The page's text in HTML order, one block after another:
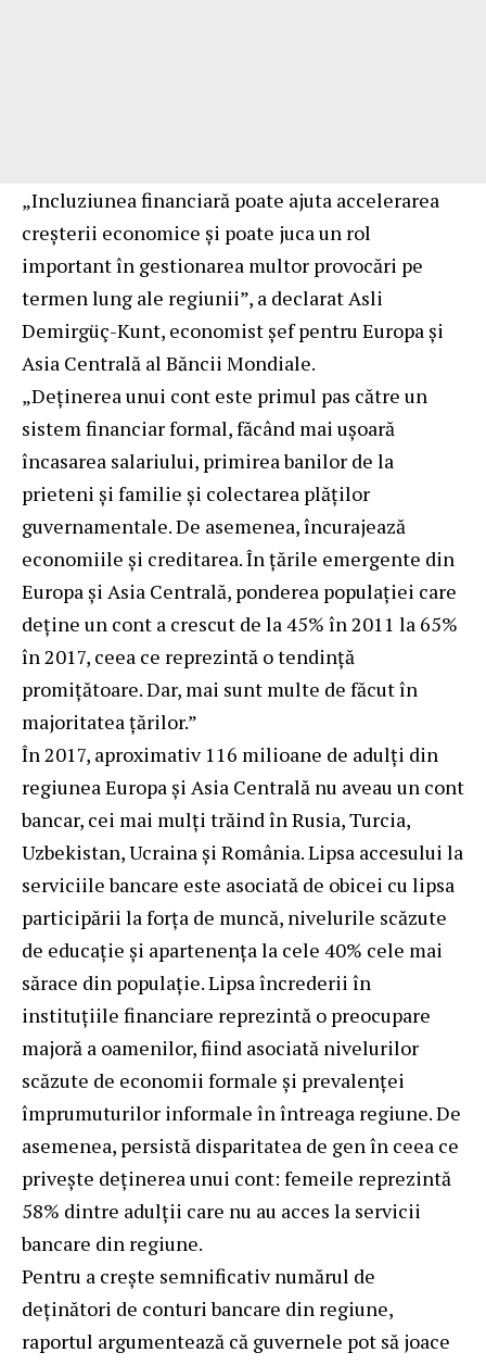
„Incluziunea financiară poate ajuta accelerarea
creșterii economice și poate juca un rol
important în gestionarea multor provocări pe
termen lung ale regiunii”, a declarat Asli
Demirgüç-Kunt, economist șef pentru Europa și
Asia Centrală al Băncii Mondiale.
„Deținerea unui cont este primul pas către un
sistem financiar formal, făcând mai ușoară
încasarea salariului, primirea banilor de la
prieteni și familie și colectarea plăților
guvernamentale. De asemenea, încurajează
economiile și creditarea. În țările emergente din
Europa și Asia Centrală, ponderea populației care
deține un cont a crescut de la 45% în 2011 la 65%
în 2017, ceea ce reprezintă o tendință
promițătoare. Dar, mai sunt multe de făcut în
majoritatea țărilor.”
În 2017, aproximativ 116 milioane de adulți din
regiunea Europa și Asia Centrală nu aveau un cont
bancar, cei mai mulți trăind în Rusia, Turcia,
Uzbekistan, Ucraina și România. Lipsa accesului la
serviciile bancare este asociată de obicei cu lipsa
participării la forța de muncă, nivelurile scăzute
de educație și apartenența la cele 40% cele mai
sărace din populație. Lipsa încrederii în
instituțiile financiare reprezintă o preocupare
majoră a oamenilor, fiind asociată nivelurilor
scăzute de economii formale și prevalenței
împrumuturilor informale în întreaga regiune. De
asemenea, persistă disparitatea de gen în ceea ce
privește deținerea unui cont: femeile reprezintă
58% dintre adulții care nu au acces la servicii
bancare din regiune.
Pentru a crește semnificativ numărul de
deținători de conturi bancare din regiune,
raportul argumentează că guvernele pot să joace